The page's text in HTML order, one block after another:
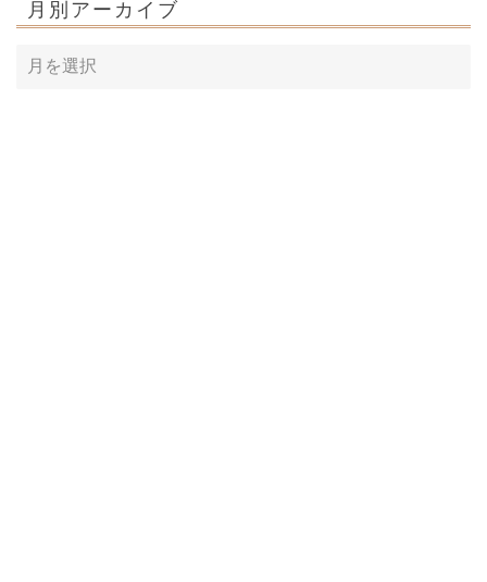
月別アーカイブ